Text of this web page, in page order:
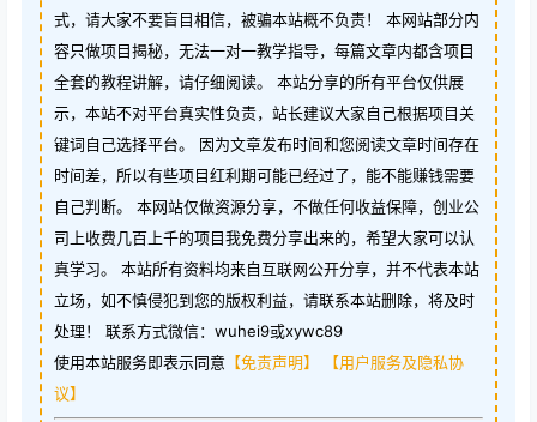
式，请大家不要盲目相信，被骗本站概不负责！ 本网站部分内
容只做项目揭秘，无法一对一教学指导，每篇文章内都含项目
全套的教程讲解，请仔细阅读。 本站分享的所有平台仅供展
示，本站不对平台真实性负责，站长建议大家自己根据项目关
键词自己选择平台。 因为文章发布时间和您阅读文章时间存在
时间差，所以有些项目红利期可能已经过了，能不能赚钱需要
自己判断。 本网站仅做资源分享，不做任何收益保障，创业公
司上收费几百上千的项目我免费分享出来的，希望大家可以认
真学习。 本站所有资料均来自互联网公开分享，并不代表本站
立场，如不慎侵犯到您的版权利益，请联系本站删除，将及时
处理！ 联系方式微信：wuhei9或xywc89
使用本站服务即表示同意 【免责声明】
【用户服务及隐私协
议】